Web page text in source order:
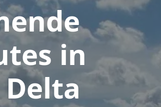
in